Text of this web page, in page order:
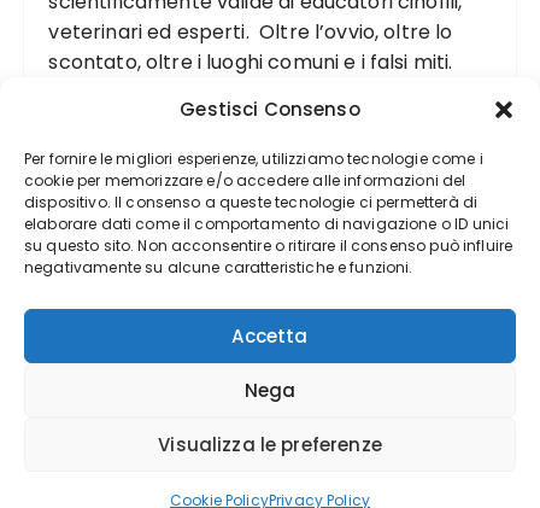
Gestisci Consenso
Per fornire le migliori esperienze, utilizziamo tecnologie come i
cookie per memorizzare e/o accedere alle informazioni del
dispositivo. Il consenso a queste tecnologie ci permetterà di
elaborare dati come il comportamento di navigazione o ID unici
su questo sito. Non acconsentire o ritirare il consenso può influire
negativamente su alcune caratteristiche e funzioni.
Accetta
Nega
Visualizza le preferenze
Cookie PolicyPrivacy Policy
veterinari ed esperti. Oltre l’ovvio, oltre lo
scontato, oltre i luoghi comuni e i falsi miti.
- GuCherry Blog byEverestthemes